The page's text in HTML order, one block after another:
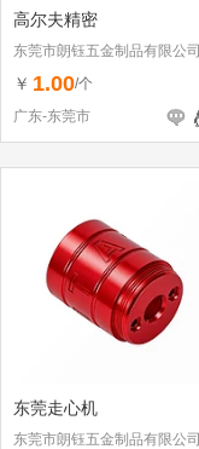
高尔夫精密
东莞市朗钰五金制品有限公司
￥ 1.00/个
广东-东莞市
东莞走心机
东莞市朗钰五金制品有限公司